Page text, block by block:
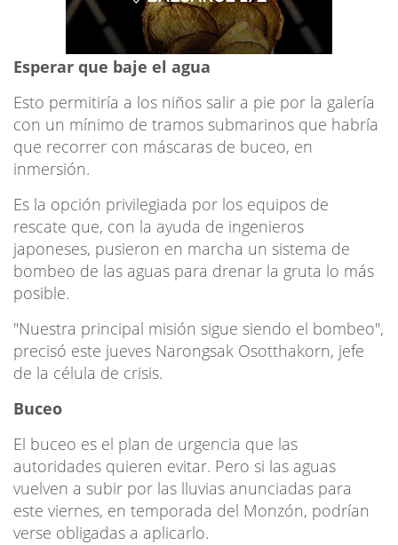
Esperar que baje el agua
Esto permitiría a los niños salir a pie por la galería
con un mínimo de tramos submarinos que habría
que recorrer con máscaras de buceo, en
inmersión.
Es la opción privilegiada por los equipos de
rescate que, con la ayuda de ingenieros
japoneses, pusieron en marcha un sistema de
bombeo de las aguas para drenar la gruta lo más
posible.
"Nuestra principal misión sigue siendo el bombeo",
precisó este jueves Narongsak Osotthakorn, jefe
de la célula de crisis.
Buceo
El buceo es el plan de urgencia que las
autoridades quieren evitar. Pero si las aguas
vuelven a subir por las lluvias anunciadas para
este viernes, en temporada del Monzón, podrían
verse obligadas a aplicarlo.